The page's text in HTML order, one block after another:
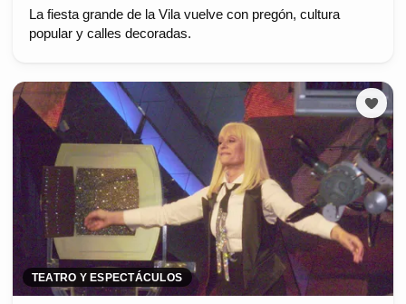
La fiesta grande de la Vila vuelve con pregón, cultura
popular y calles decoradas.
TEATRO Y ESPECTÁCULOS